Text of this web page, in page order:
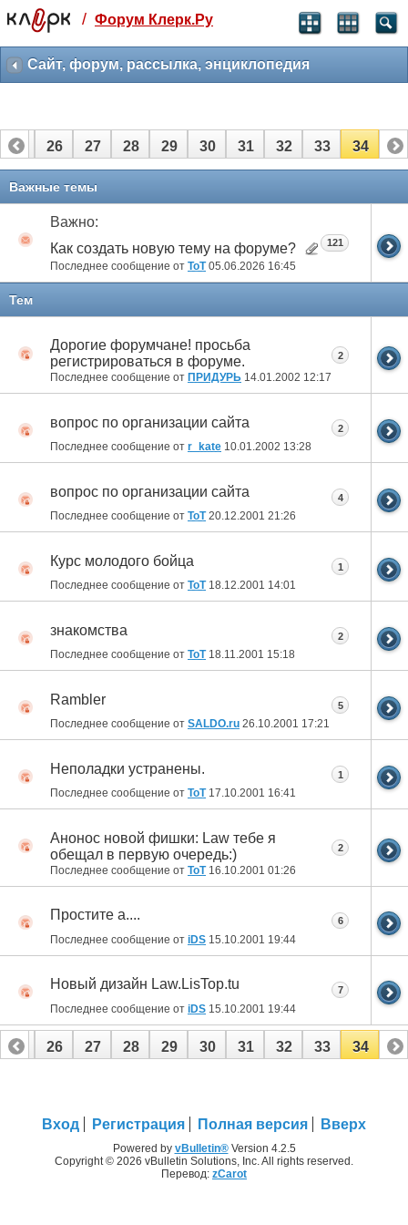
Святые угодники, Клерк без рекламы
прекрасен:)
3 месяца
259
-10%
полгода
499 ₽
Отмена
/ Форум Клерк.Ру
Сайт, форум, рассылка, энциклопедия
25 26 27 28 29 30 31 32 33 34
Важные темы
Важно:
Как создать новую тему на форуме?
Последнее сообщение от ToT05.06.2026 16:45
121
Тем
Дорогие форумчане! просьба
регистрироваться в форуме.
Последнее сообщение от ПРИДУРЬ 14.01.2002 12:17
2
вопрос по организации сайта
Последнее сообщение от r_kate 10.01.2002 13:28
2
вопрос по организации сайта
Последнее сообщение от ToT20.12.2001 21:26
4
Курс молодого бойца
Последнее сообщение от ToT18.12.2001 14:01
1
знакомства
Последнее сообщение от ToT18.11.2001 15:18
2
Rambler
Последнее сообщение от SALDO.ru 26.10.2001 17:21
5
Неполадки устранены.
Последнее сообщение от ToT17.10.2001 16:41
1
Анонос новой фишки: Law тебе я
обещал в первую очередь:)
Последнее сообщение от ToT16.10.2001 01:26
2
Простите а....
Последнее сообщение от iDS 15.10.2001 19:44
6
Новый дизайн Law.LisTop.tu
Последнее сообщение от iDS 15.10.2001 19:44
7
25 26 27 28 29 30 31 32 33 34
Вход Регистрация Полная версия Вверх
Powered by vBulletin®Version 4.2.5
Copyright © 2026 vBulletin Solutions, Inc. All rights reserved.
Перевод: zCarot